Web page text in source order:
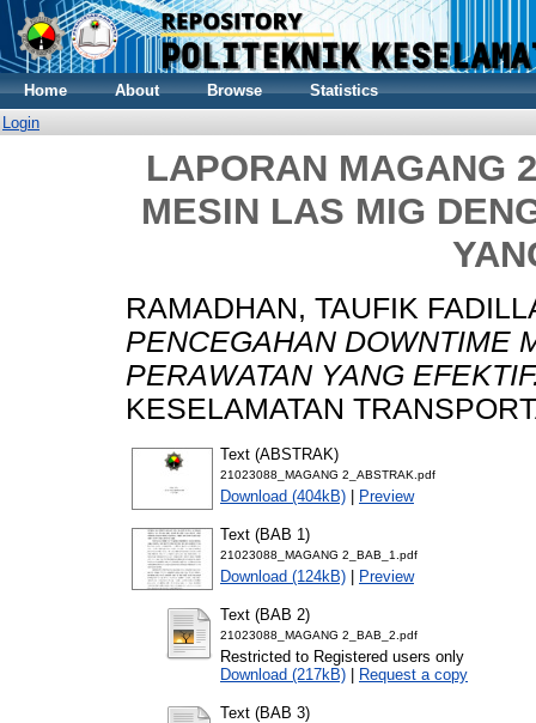
Home About Browse
Statistics
Login
LAPORAN MAGANG
MESIN LAS MIG
RAMADHAN, TAUFIK
PENCEGAHAN DOWNTIME
PERAWATAN YANG
KESELAMATAN
Text (ABSTRAK)
21023088_MAGANG 2_ABSTRAK.pdf
Download (404kB) Preview
Text (BAB 1)
21023088_MAGANG 2_BAB_1.pdf
Download (124kB) Preview
Text (BAB 2)
21023088_MAGANG 2_BAB_2.pdf
Restricted to Registered users only
Download (217kB)
Request a copy
Text (BAB 3)